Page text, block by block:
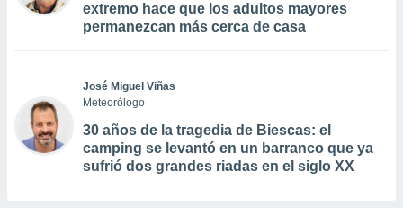
extremo hace que los adultos mayores
permanezcan más cerca de casa
José Miguel Viñas
Meteorólogo
30 años de la tragedia de Biescas: el
camping se levantó en un barranco que ya
sufrió dos grandes riadas en el siglo XX